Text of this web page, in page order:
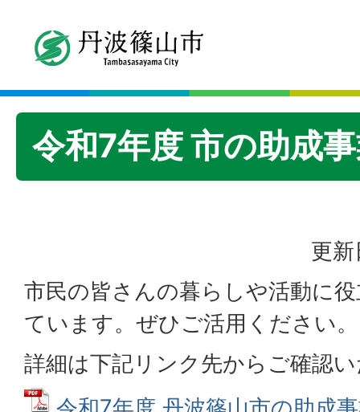
令和7年度 市の助成
更
市民の皆さんの暮らしや活動に
ています。ぜひご活用ください。
詳細は下記リンク先からご確認